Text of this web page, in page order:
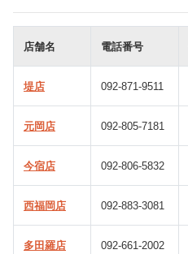
店舗名 電話番号
堤店 092-871-9511
元岡店 092-805-7181
今宿店 092-806-5832
西福岡店 092-883-3081
多田羅店 092-661-2002